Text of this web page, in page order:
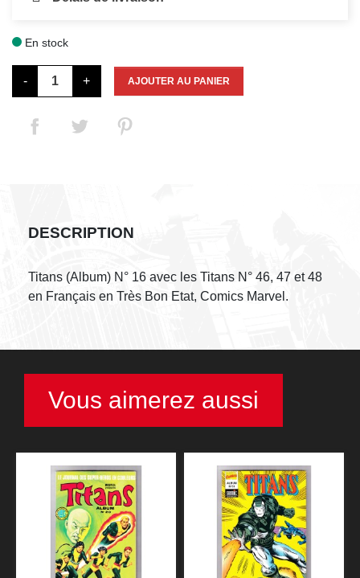
En stock
- + AJOUTER AU PANIER
DESCRIPTION
Titans (Album) N° 16 avec les Titans N° 46, 47 et 48
en Français en Très Bon Etat, Comics Marvel.
Vous aimerez aussi